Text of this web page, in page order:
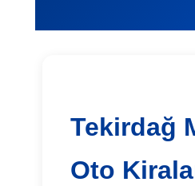
Tekirdağ
Oto